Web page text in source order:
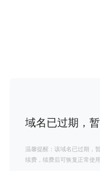
域名已过期，
温馨提醒：该域名已过期，
续费，续费后可恢复正常使用